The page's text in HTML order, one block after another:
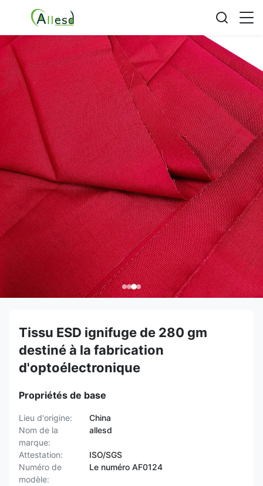
Tissu ESD ignifuge de 280 gm
destiné à la fabrication
d'optoélectronique
Propriétés de base
Lieu d'origine:
China
Nom de la
marque:
allesd
Attestation:
ISO/SGS
Numéro de
modèle:
Le numéro AF0124